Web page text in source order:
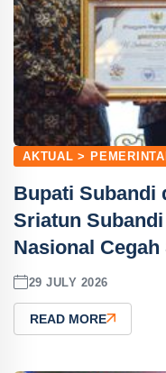
AKTUAL >
Bupati Subandi
Sriatun
Nasional
29 JULY 2026
READ MORE